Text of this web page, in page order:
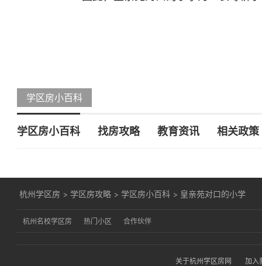
学区房小百科
学区房小百科 找房攻略 教育资讯 相关政策
杭州学区房 > 学区房攻略 > 学区房小百科 > 皇亲苑对口的小学
杭州名校学区房 热门小区 合作伙伴
关于杭州学区房网
加入